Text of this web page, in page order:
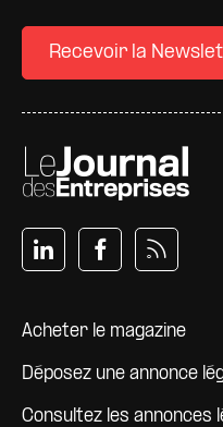
Recevoir la
Pied de page
Acheter le magazine
Déposez une annonce
Consultez les annonces